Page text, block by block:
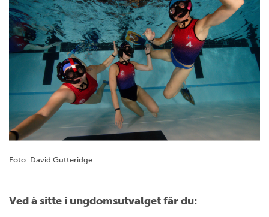
Foto: David Gutteridge
Ved å sitte i ungdomsutvalget får du: